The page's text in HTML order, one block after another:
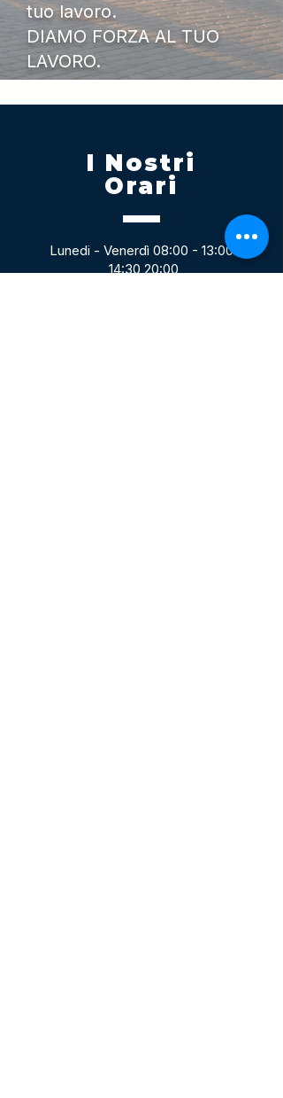
tuo lavoro.
DIAMO FORZA AL TUO
LAVORO.
I Nostri
Orari
Lunedi - Venerdì 08:00 - 13:00
14:30 20:00